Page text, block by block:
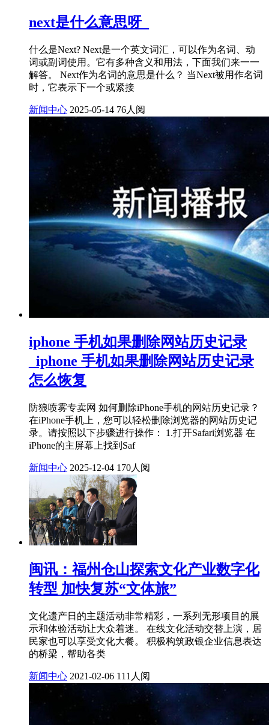
next是什么意思呀_
什么是Next? Next是一个英文词汇，可以作为名词、动
词或副词使用。它有多种含义和用法，下面我们来一一
解答。 Next作为名词的意思是什么？ 当Next被用作名词
时，它表示下一个或紧接
新闻中心 2025-05-14 76人阅
iphone 手机如果删除网站历史记录
_iphone 手机如果删除网站历史记录
怎么恢复
防狼喷雾专卖网 如何删除iPhone手机的网站历史记录？
在iPhone手机上，您可以轻松删除浏览器的网站历史记
录。请按照以下步骤进行操作： 1.打开Safari浏览器 在
iPhone的主屏幕上找到Saf
新闻中心 2025-12-04 170人阅
闽讯：福州仓山探索文化产业数字化
转型 加快复苏“文体旅”
文化遗产日的主题活动非常精彩，一系列无形项目的展
示和体验活动让大众着迷。 在线文化活动交替上演，居
民家也可以享受文化大餐。 积极构筑政银企业信息表达
的桥梁，帮助各类
新闻中心 2021-02-06 111人阅